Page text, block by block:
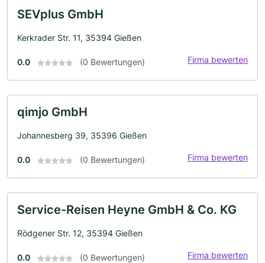
SEVplus GmbH
Kerkrader Str. 11, 35394 Gießen
0.0 (0 Bewertungen) Firma bewerten
qimjo GmbH
Johannesberg 39, 35396 Gießen
0.0 (0 Bewertungen) Firma bewerten
Service-Reisen Heyne GmbH & Co. KG
Rödgener Str. 12, 35394 Gießen
0.0 (0 Bewertungen) Firma bewerten